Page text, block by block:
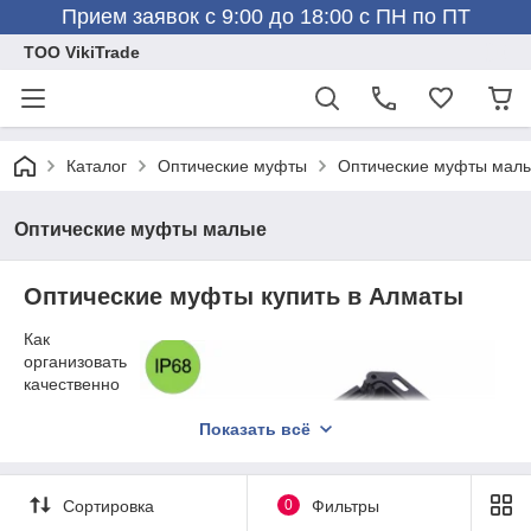
Прием заявок с 9:00 до 18:00 с ПН по ПТ
ТОО VikiTrade
Каталог Оптические муфты Оптические муфты
Оптические муфты малые
Оптические муфты купить в Алматы
Как
организовать
качественно
линии с
магистральн
ой линией
Показать всё
Сортировка 0 Фильтры